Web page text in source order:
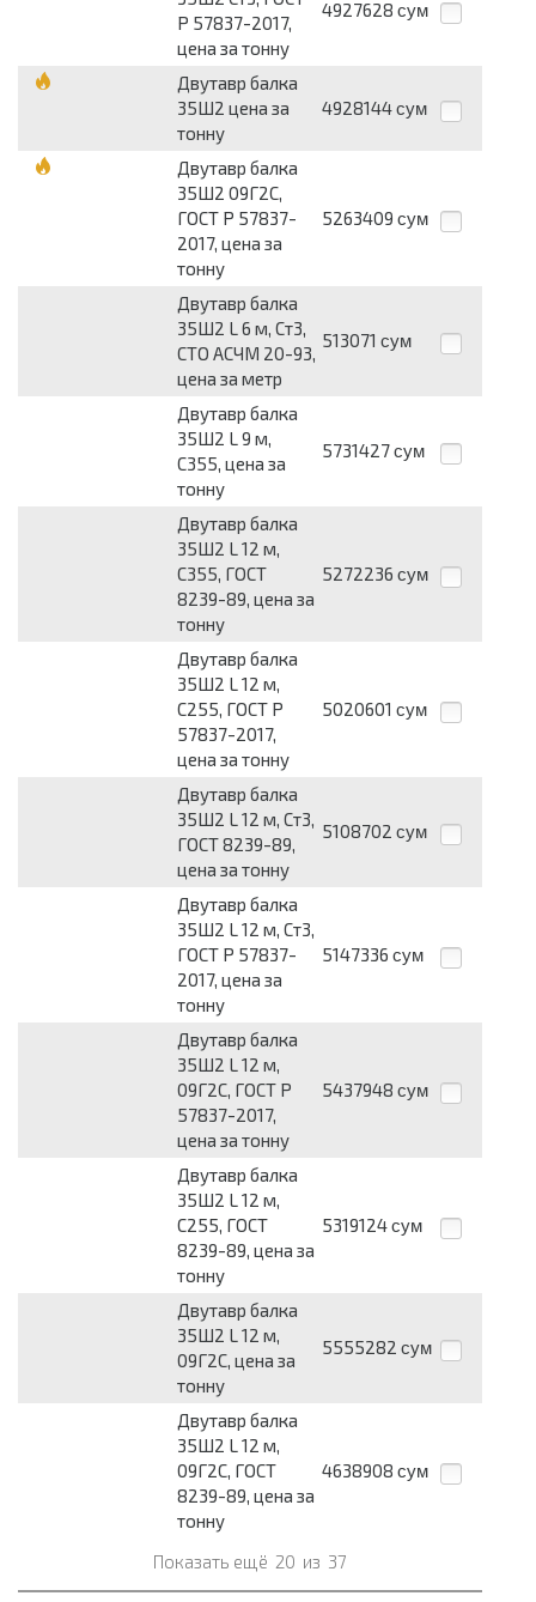
Р 57837-2017,
цена за тонну
4927628 сум
Двутавр балка
35Ш2 цена за
тонну
4928144 сум
Двутавр балка
35Ш2 09Г2С,
ГОСТ Р 57837-
2017, цена за
тонну
5263409 сум
Двутавр балка
35Ш2 L 6 м, Ст3,
СТО АСЧМ 20-93,
цена за метр
513071 сум
Двутавр балка
35Ш2 L 9 м,
С355, цена за
тонну
5731427 сум
Двутавр балка
35Ш2 L 12 м,
С355, ГОСТ
8239-89, цена за
тонну
5272236 сум
Двутавр балка
35Ш2 L 12 м,
С255, ГОСТ Р
57837-2017,
цена за тонну
5020601 сум
Двутавр балка
35Ш2 L 12 м, Ст3,
ГОСТ 8239-89,
цена за тонну
5108702 сум
Двутавр балка
35Ш2 L 12 м, Ст3,
ГОСТ Р 57837-
2017, цена за
тонну
5147336 сум
Двутавр балка
35Ш2 L 12 м,
09Г2С, ГОСТ Р
57837-2017,
цена за тонну
5437948 сум
Двутавр балка
35Ш2 L 12 м,
С255, ГОСТ
8239-89, цена за
тонну
5319124 сум
Двутавр балка
35Ш2 L 12 м,
09Г2С, цена за
тонну
5555282 сум
Двутавр балка
35Ш2 L 12 м,
09Г2С, ГОСТ
8239-89, цена за
тонну
4638908 сум
Показать ещё 20 из 37